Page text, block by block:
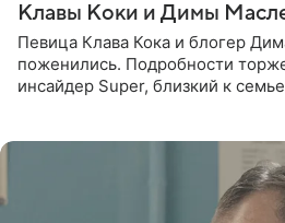
Клавы Коки и Димы
Певица Клава Кока и блогер
поженились. Подробности
инсайдер Super, близкий к